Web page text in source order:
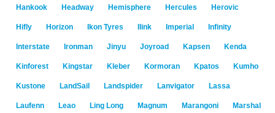
Hankook Headway Hemisphere Hercules Herovic
Hifly Horizon Ikon Tyres Ilink Imperial Infinity
Interstate Ironman Jinyu Joyroad Kapsen Kenda
Kinforest Kingstar Kleber Kormoran Kpatos Kumho
Kustone LandSail Landspider Lanvigator Lassa
Laufenn Leao Ling Long Magnum Marangoni Marshal